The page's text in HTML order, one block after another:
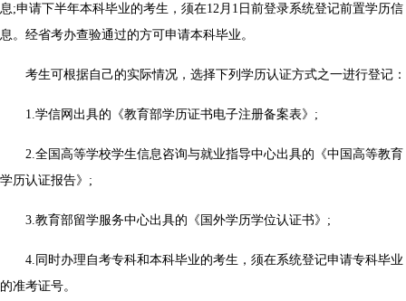
息;申请下半年本科毕业的考生，须在12月1日前登录系统登记前置学历信
息。经省考办查验通过的方可申请本科毕业。
考生可根据自己的实际情况，选择下列学历认证方式之一进行登记：
1.学信网出具的《教育部学历证书电子注册备案表》;
2.全国高等学校学生信息咨询与就业指导中心出具的《中国高等教育
学历认证报告》;
3.教育部留学服务中心出具的《国外学历学位认证书》;
4.同时办理自考专科和本科毕业的考生，须在系统登记申请专科毕业
的准考证号。